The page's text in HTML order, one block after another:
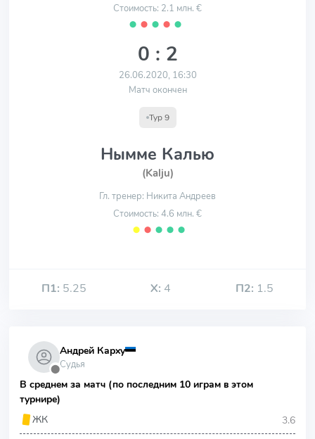
Стоимость: 2.1 млн. €
⬤ ⬤ ⬤ ⬤ ⬤
0 : 2
26.06.2020, 16:30
Матч окончен
Тур 9
Нымме Калью
(Kalju)
Гл. тренер: Никита Андреев
Стоимость: 4.6 млн. €
⬤ ⬤ ⬤ ⬤ ⬤
П1: 5.25 Х: 4 П2: 1.5
⬤
Андрей Карху
Судья
В среднем за матч (по последним 10 играм в этом
турнире)
ЖК
3.6